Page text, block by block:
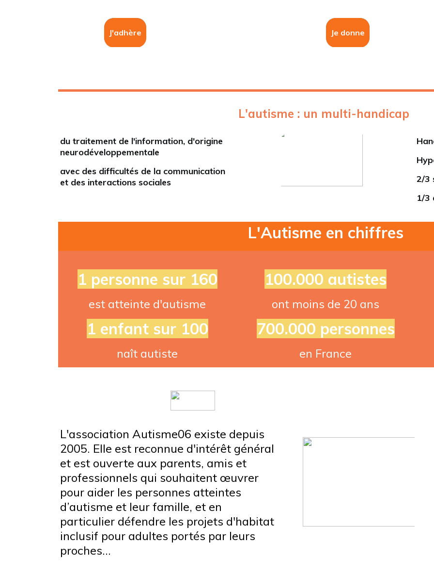
J'adhère Je donne
L'autisme : un multi-handicap
du traitement de l'information, d'origine
neurodéveloppementale
avec des difficultés de la communication
et des interactions sociales
2/3
1/3
L'Autisme en chiffres
1 personne sur 160
est atteinte d'autisme
1 enfant sur 100
naît autiste
100.000 autistes
ont moins de 20 ans
700.000 personnes
en France
L'association Autisme06 existe depuis
2005. Elle est reconnue d'intérêt général
et est ouverte aux parents, amis et
professionnels qui souhaitent œuvrer
pour aider les personnes atteintes
d’autisme et leur famille, et en
particulier défendre les projets d'habitat
inclusif pour adultes portés par leurs
proches...